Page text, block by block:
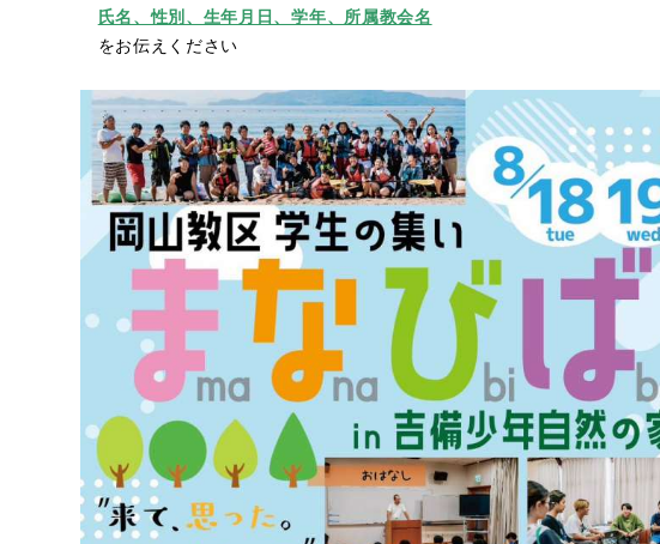
氏名、性別、生年月日、学年、所属教会名
をお伝えください